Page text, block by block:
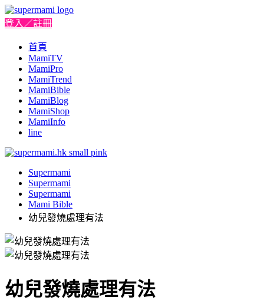
登入／註冊
首頁
MamiTV
MamiPro
MamiTrend
MamiBible
MamiBlog
MamiShop
MamiInfo
line
Supermami
Supermami
Supermami
Mami Bible
幼兒發燒處理有法
幼兒發燒處理有法